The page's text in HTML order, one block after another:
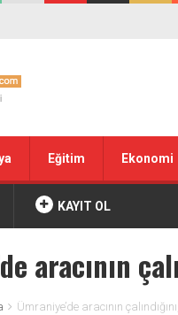
Eğitim Ekonomi
KAYIT OL
aracının
Ümraniye’de aracının